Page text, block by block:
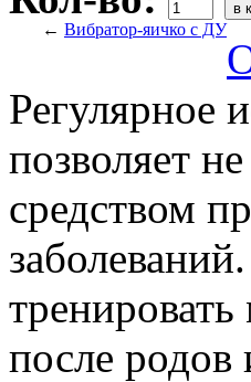
← Вибратор-яичко с ДУ
Регулярное
позволяет
средством
после родов